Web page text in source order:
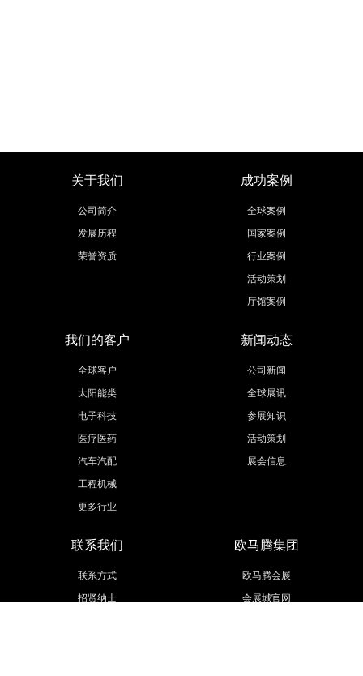
关于我们
公司简介
发展历程
荣誉资质
成功案例
全球案例
国家案例
行业案例
活动策划
厅馆案例
我们的客户
全球客户
太阳能类
电子科技
医疗医药
汽车汽配
工程机械
更多行业
新闻动态
公司新闻
全球展讯
参展知识
活动策划
展会信息
联系我们
联系方式
招贤纳士
欧马腾集团
欧马腾会展
会展城官网